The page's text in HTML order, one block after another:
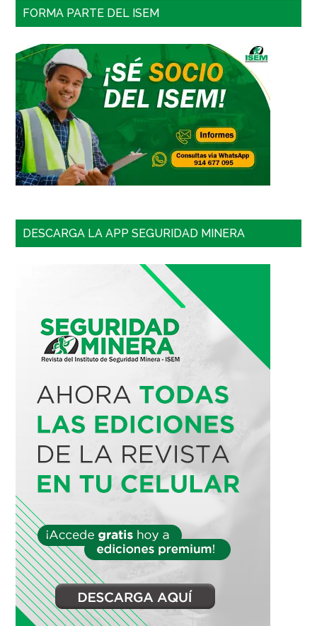
FORMA PARTE DEL ISEM
DESCARGA LA APP SEGURIDAD MINERA